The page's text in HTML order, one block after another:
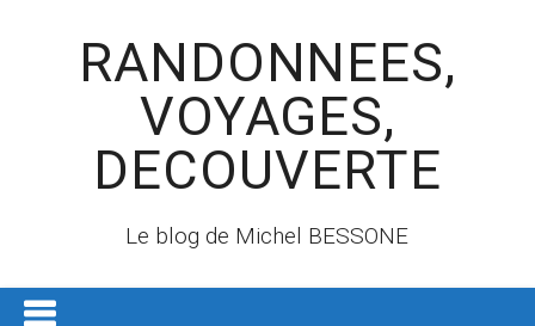
RANDONNEES,
VOYAGES,
DECOUVERTE
Le blog de Michel BESSONE